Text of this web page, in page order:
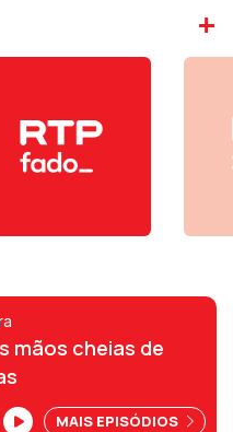
+
mãos cheias de
MAIS EPISÓDIOS